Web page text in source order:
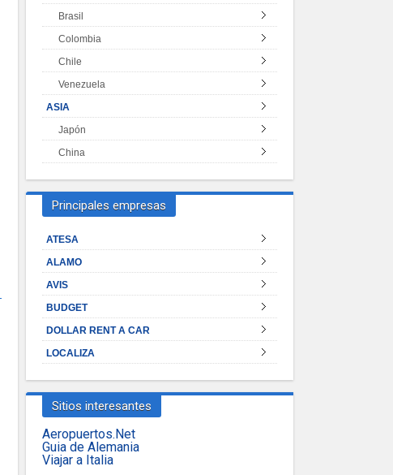
Brasil
Colombia
Chile
Venezuela
ASIA
Japón
China
Principales empresas
ATESA
ALAMO
AVIS
BUDGET
DOLLAR RENT A CAR
LOCALIZA
Sitios interesantes
Aeropuertos.Net
Guia de Alemania
Viajar a Italia